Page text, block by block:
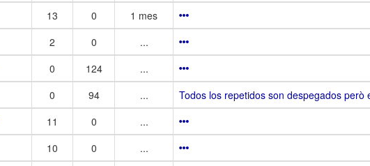
13 0
1 mes
2 0
...
0 124
...
0 94 ...
Todos los repetidos son despegados però
11 0
...
10 0
...